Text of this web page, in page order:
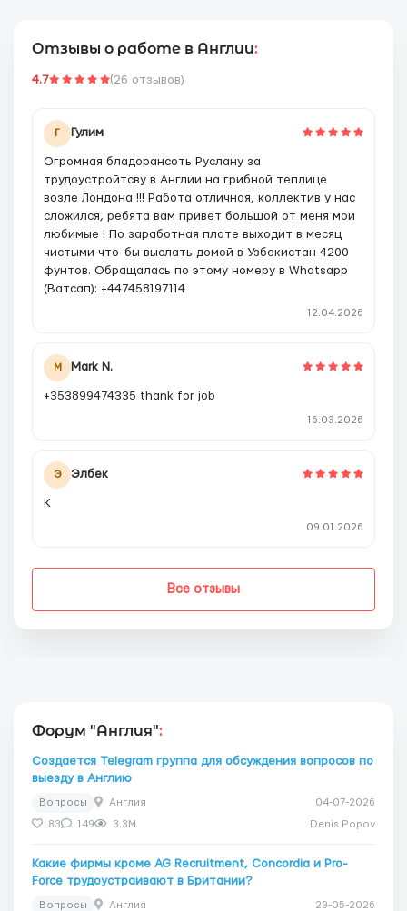
Отзывы о работе в Англии:
4.7 (26 отзывов)
Г Гулим
Огромная бладорансоть Руслану за
трудоустройтсву в Англии на грибной теплице
возле Лондона !!! Работа отличная, коллектив у нас
сложился, ребята вам привет большой от меня мои
любимые ! По заработная плате выходит в месяц
чистыми что-бы выслать домой в Узбекистан 4200
фунтов. Обращалась по этому номеру в Whatsapp
(Ватсап): +447458197114
12.04.2026
M Mark N.
+353899474335 thank for job
16.03.2026
Э Элбек
К
09.01.2026
Все отзывы
Форум "Англия":
Создается Telegram группа для обсуждения вопросов по
выезду в Англию
Вопросы Англия 04-07-2026
83 149 3.3M Denis Popov
Какие фирмы кроме AG Recruitment, Concordia и Pro-
Force трудоустраивают в Британии?
Вопросы Англия 29-05-2026